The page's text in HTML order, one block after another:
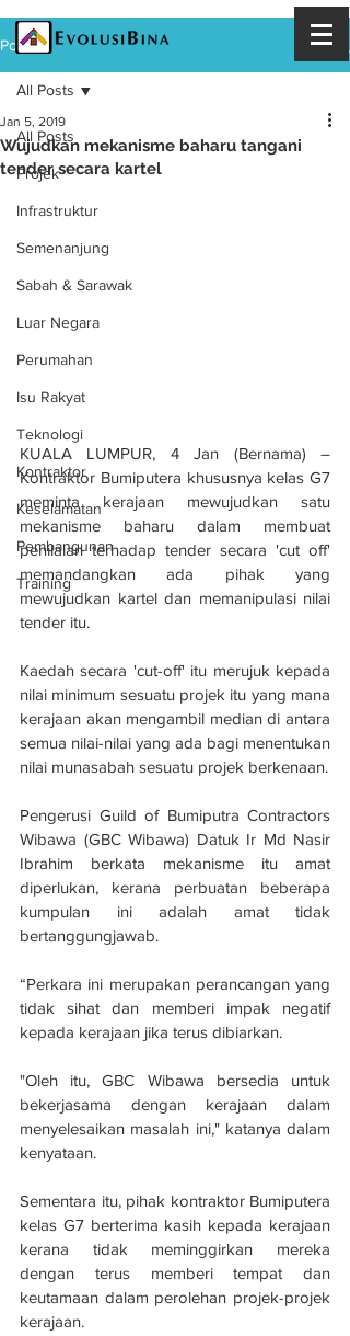
Post
All Posts
Projek
Infrastruktur
Semenanjung
Sabah & Sarawak
Luar Negara
Perumahan
Isu Rakyat
Teknologi
Kontraktor
Keselamatan
Pembangunan
Training
All Posts
Wujudkan mekanisme baharu tangani
tender secara kartel
Jan 5, 2019
KUALA LUMPUR, 4 Jan (Bernama) –
Kontraktor Bumiputera khususnya kelas G7
meminta kerajaan mewujudkan satu
mekanisme baharu dalam membuat
penilaian terhadap tender secara 'cut off'
memandangkan ada pihak yang
mewujudkan kartel dan memanipulasi nilai
tender itu.
Kaedah secara 'cut-off' itu merujuk kepada
nilai minimum sesuatu projek itu yang mana
kerajaan akan mengambil median di antara
semua nilai-nilai yang ada bagi menentukan
nilai munasabah sesuatu projek berkenaan.
Pengerusi Guild of Bumiputra Contractors
Wibawa (GBC Wibawa) Datuk Ir Md Nasir
Ibrahim berkata mekanisme itu amat
diperlukan, kerana perbuatan beberapa
kumpulan ini adalah amat tidak
bertanggungjawab.
“Perkara ini merupakan perancangan yang
tidak sihat dan memberi impak negatif
kepada kerajaan jika terus dibiarkan.
"Oleh itu, GBC Wibawa bersedia untuk
bekerjasama dengan kerajaan dalam
menyelesaikan masalah ini," katanya dalam
kenyataan.
Sementara itu, pihak kontraktor Bumiputera
kelas G7 berterima kasih kepada kerajaan
kerana tidak meminggirkan mereka
dengan terus memberi tempat dan
keutamaan dalam perolehan projek-projek
kerajaan.